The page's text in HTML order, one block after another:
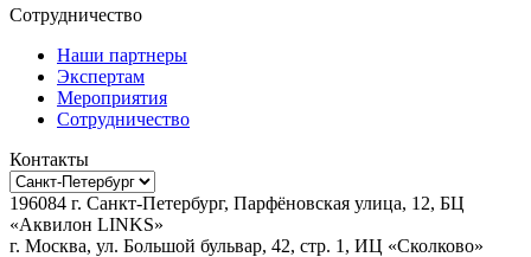
Сотрудничество
Наши партнеры
Экспертам
Мероприятия
Сотрудничество
Контакты
196084 г. Санкт-Петербург, Парфёновская улица, 12, БЦ
«Аквилон LINKS»
г. Москва, ул. Большой бульвар, 42, стр. 1, ИЦ «Сколково»